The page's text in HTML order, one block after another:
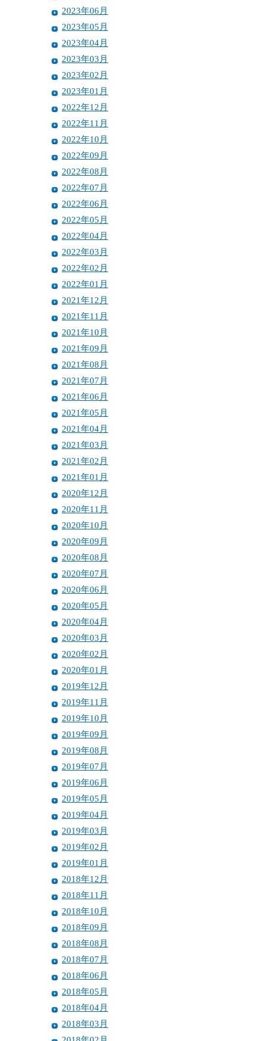
2023年06月
2023年05月
2023年04月
2023年03月
2023年02月
2023年01月
2022年12月
2022年11月
2022年10月
2022年09月
2022年08月
2022年07月
2022年06月
2022年05月
2022年04月
2022年03月
2022年02月
2022年01月
2021年12月
2021年11月
2021年10月
2021年09月
2021年08月
2021年07月
2021年06月
2021年05月
2021年04月
2021年03月
2021年02月
2021年01月
2020年12月
2020年11月
2020年10月
2020年09月
2020年08月
2020年07月
2020年06月
2020年05月
2020年04月
2020年03月
2020年02月
2020年01月
2019年12月
2019年11月
2019年10月
2019年09月
2019年08月
2019年07月
2019年06月
2019年05月
2019年04月
2019年03月
2019年02月
2019年01月
2018年12月
2018年11月
2018年10月
2018年09月
2018年08月
2018年07月
2018年06月
2018年05月
2018年04月
2018年03月